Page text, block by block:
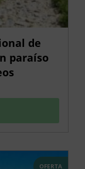
de
paraíso
OFERTA